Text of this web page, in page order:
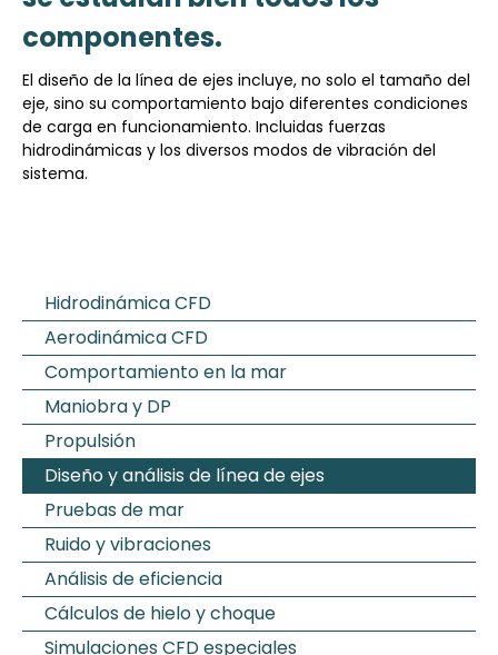
Hidrodinámica CFD
Aerodinámica CFD
Comportamiento en la mar
Maniobra y DP
Propulsión
Diseño y análisis de línea de ejes
Pruebas de mar
Ruido y vibraciones
Análisis de eficiencia
Cálculos de hielo y choque
Simulaciones CFD especiales
componentes.
El diseño de la línea de ejes incluye, no solo el tamaño del
eje, sino su comportamiento bajo diferentes condiciones
de carga en funcionamiento. Incluidas fuerzas
hidrodinámicas y los diversos modos de vibración del
sistema.